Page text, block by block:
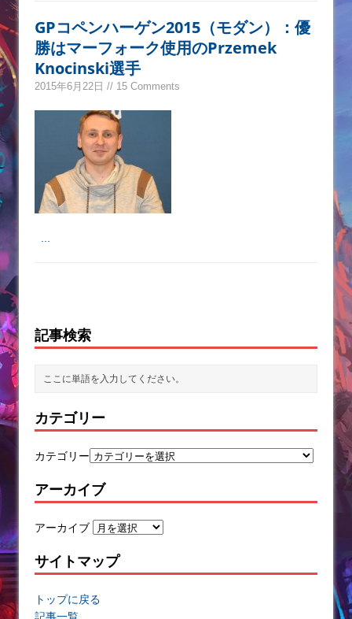
GPコペンハーゲン2015（モダン）：優
勝はマーフォーク使用のPrzemek
Knocinski選手
2015年6月22日 // 15 Comments
記事検索
カテゴリー
カテゴリー
アーカイブ
アーカイブ
サイトマップ
トップに戻る